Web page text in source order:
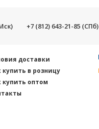
+7 (812) 643-21-85 (СПб)
доставки
купить в розницу
купить оптом